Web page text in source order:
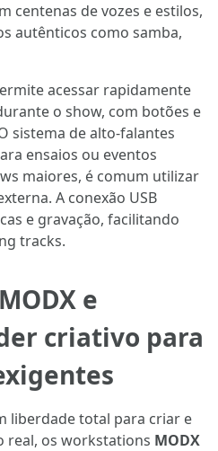
centenas de vozes e estilos,
autênticos como samba,
acessar rapidamente
o show, com botões e
sistema de alto-falantes
ensaios ou eventos
maiores, é comum utilizar
A conexão USB
e gravação, facilitando
tracks.
e
criativo para
liberdade total para criar e
real, os workstations MODX